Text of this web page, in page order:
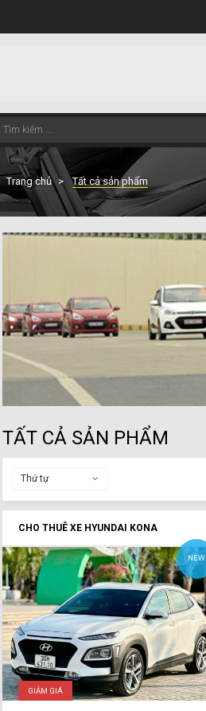
Trang chủ Tất cả sản phẩm
TẤT CẢ SẢN PHẨM
Thứ tự
CHO THUÊ XE HYUNDAI KONA
NEW
GIẢM GIÁ